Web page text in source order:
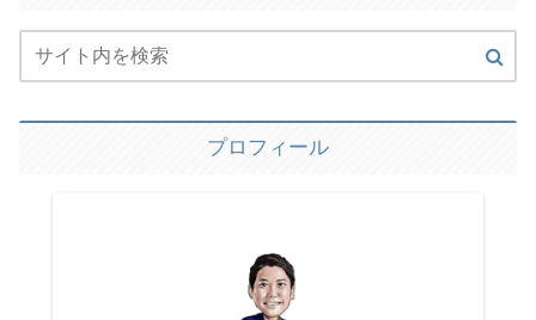
プロフィール